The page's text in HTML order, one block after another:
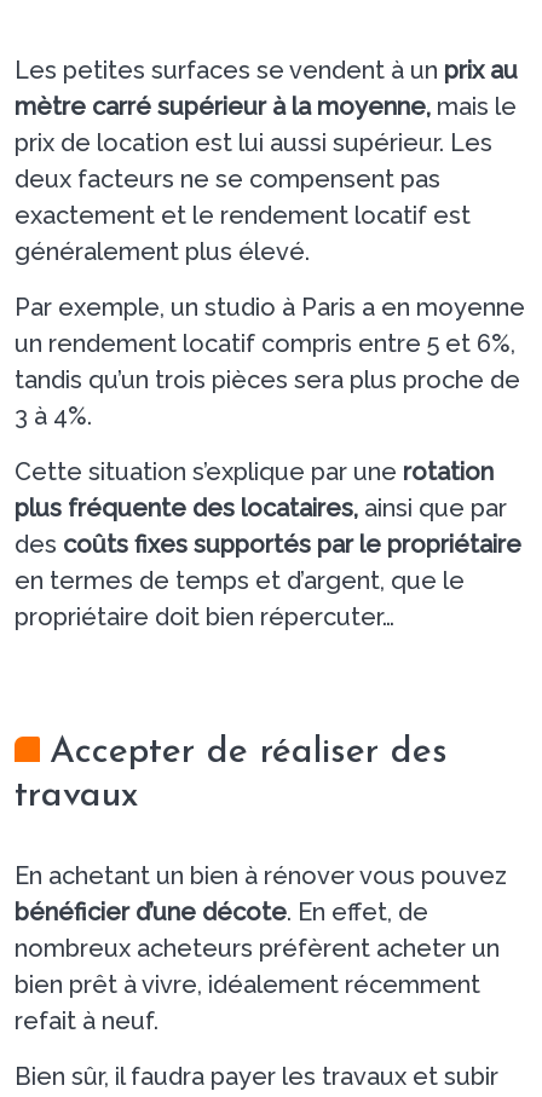
Les petites surfaces se vendent à un prix au
mètre carré supérieur à la moyenne, mais le
prix de location est lui aussi supérieur. Les
deux facteurs ne se compensent pas
exactement et le rendement locatif est
généralement plus élevé.
Par exemple, un studio à Paris a en moyenne
un rendement locatif compris entre 5 et 6%,
tandis qu’un trois pièces sera plus proche de
3 à 4%.
Cette situation s’explique par une rotation
plus fréquente des locataires, ainsi que par
des coûts fixes supportés par le propriétaire
en termes de temps et d’argent, que le
propriétaire doit bien répercuter…
Accepter de réaliser des
travaux
En achetant un bien à rénover vous pouvez
bénéficier d’une décote. En effet, de
nombreux acheteurs préfèrent acheter un
bien prêt à vivre, idéalement récemment
refait à neuf.
Bien sûr, il faudra payer les travaux et subir